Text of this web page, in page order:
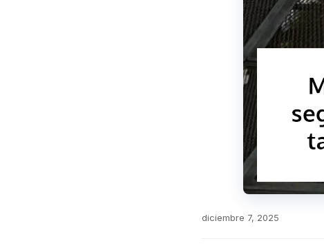
diciembre 7, 2025